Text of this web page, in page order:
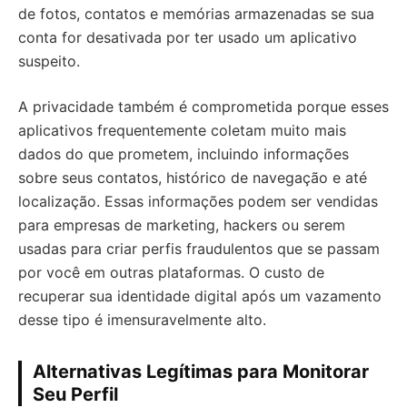
de fotos, contatos e memórias armazenadas se sua
conta for desativada por ter usado um aplicativo
suspeito.
A privacidade também é comprometida porque esses
aplicativos frequentemente coletam muito mais
dados do que prometem, incluindo informações
sobre seus contatos, histórico de navegação e até
localização. Essas informações podem ser vendidas
para empresas de marketing, hackers ou serem
usadas para criar perfis fraudulentos que se passam
por você em outras plataformas. O custo de
recuperar sua identidade digital após um vazamento
desse tipo é imensuravelmente alto.
Alternativas Legítimas para Monitorar
Seu Perfil